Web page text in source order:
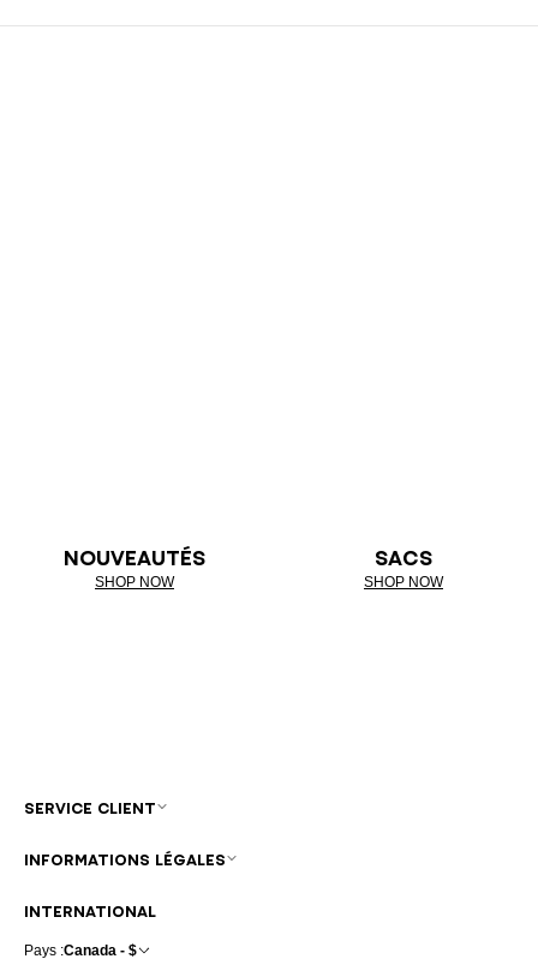
NOUVEAUTÉS
SHOP NOW
SACS
SHOP NOW
INTERNATIONAL
Pays :Canada - $
SERVICE CLIENT
INFORMATIONS LÉGALES